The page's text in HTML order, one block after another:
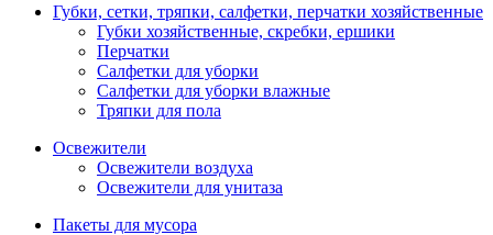
Губки, сетки, тряпки, салфетки, перчатки хозяйственные
Губки хозяйственные, скребки, ершики
Перчатки
Салфетки для уборки
Салфетки для уборки влажные
Тряпки для пола
Освежители
Освежители воздуха
Освежители для унитаза
Пакеты для мусора